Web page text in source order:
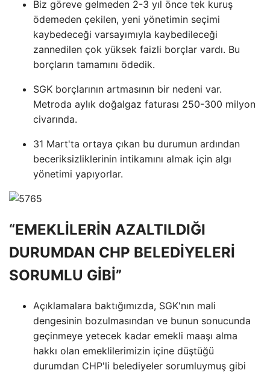
Biz göreve gelmeden 2-3 yıl önce tek kuruş
ödemeden çekilen, yeni yönetimin seçimi
kaybedeceği varsayımıyla kaybedileceği
zannedilen çok yüksek faizli borçlar vardı. Bu
borçların tamamını ödedik.
SGK borçlarının artmasının bir nedeni var.
Metroda aylık doğalgaz faturası 250-300 milyon
civarında.
31 Mart'ta ortaya çıkan bu durumun ardından
beceriksizliklerinin intikamını almak için algı
yönetimi yapıyorlar.
“EMEKLİLERİN AZALTILDIĞI
DURUMDAN CHP BELEDİYELERİ
SORUMLU GİBİ”
Açıklamalara baktığımızda, SGK'nın mali
dengesinin bozulmasından ve bunun sonucunda
geçinmeye yetecek kadar emekli maaşı alma
hakkı olan emeklilerimizin içine düştüğü
durumdan CHP'li belediyeler sorumluymuş gibi